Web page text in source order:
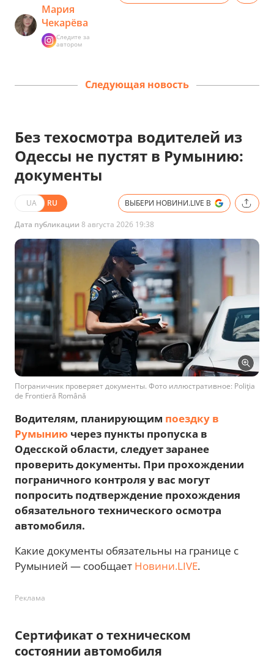
Мария
Чекарёва
Следите за
автором
Следующая новость
Без техосмотра водителей из
Одессы не пустят в Румынию:
документы
UA RU ВЫБЕРИ НОВИНИ.LIVE В
Дата публикации 8 августа 2026 19:38
Пограничник проверяет документы. Фото иллюстративное: Poliţia
de Frontieră Română
Водителям, планирующим поездку в
Румынию через пункты пропуска в
Одесской области, следует заранее
проверить документы. При прохождении
пограничного контроля у вас могут
попросить подтверждение прохождения
обязательного технического осмотра
автомобиля.
Какие документы обязательны на границе с
Румынией — сообщает Новини.LIVE.
Реклама
Сертификат о техническом
состоянии автомобиля